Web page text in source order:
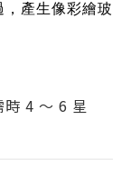
產生像彩繪玻
4 ～ 6 星